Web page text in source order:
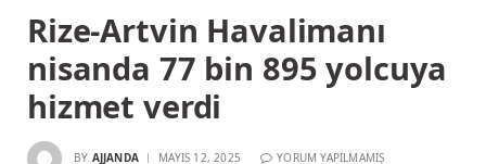
Rize-Artvin Havalimanı
nisanda 77 bin 895 yolcuya
hizmet verdi
BY AJJANDA MAYIS 12, 2025 YORUM YAPILMAMIŞ